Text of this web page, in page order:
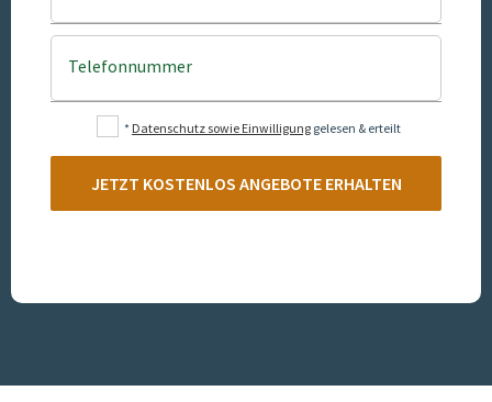
Telefonnummer
* Datenschutz sowie Einwilligung gelesen & erteilt
JETZT KOSTENLOS ANGEBOTE ERHALTEN